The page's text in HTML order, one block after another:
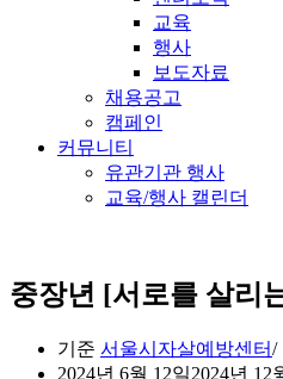
교육
행사
보도자료
채용공고
캠페인
커뮤니티
유관기관 행사
교육/행사 캘린더
중장년 [서로를 살리
기준 서울시자살예방센터
2024년 6월 12일2024년 12